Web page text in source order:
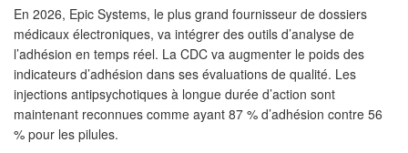
En 2026, Epic Systems, le plus grand fournisseur de dossiers
médicaux électroniques, va intégrer des outils d’analyse de
l’adhésion en temps réel. La CDC va augmenter le poids des
indicateurs d’adhésion dans ses évaluations de qualité. Les
injections antipsychotiques à longue durée d’action sont
maintenant reconnues comme ayant 87 % d’adhésion contre 56
% pour les pilules.